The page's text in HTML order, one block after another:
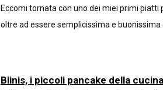
Eccomi tornata con uno dei miei primi
oltre ad essere semplicissima e
Blinis, i piccoli pancake della